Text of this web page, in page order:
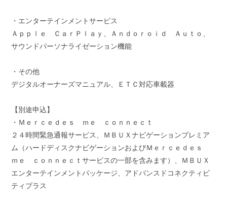
・エンターテインメントサービス
Ａｐｐｌｅ ＣａｒＰｌａｙ、Ａｎｄｏｒｏｉｄ Ａｕｔｏ、
サウンドパーソナライゼーション機能
・その他
デジタルオーナーズマニュアル、ＥＴＣ対応車載器
【別途申込】
・Ｍｅｒｃｅｄｅｓ ｍｅ ｃｏｎｎｅｃｔ
２４時間緊急通報サービス、ＭＢＵＸナビゲーションプレミア
ム（ハードディスクナビゲーションおよびＭｅｒｃｅｄｅｓ
ｍｅ ｃｏｎｎｅｃｔサービスの一部を含みます）、ＭＢＵＸ
エンターテインメントパッケージ、アドバンスドコネクティビ
ティプラス